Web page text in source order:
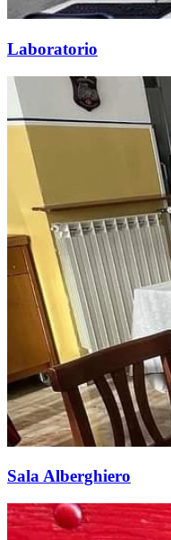
Laboratorio
Sala Alberghiero